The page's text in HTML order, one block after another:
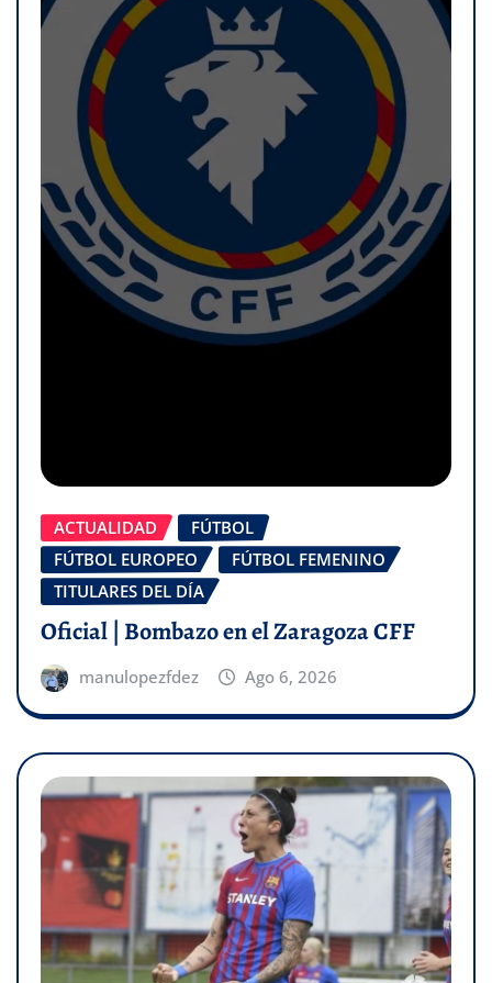
ACTUALIDAD
FÚTBOL
FÚTBOL EUROPEO
FÚTBOL FEMENINO
TITULARES DEL DÍA
Oficial | Bombazo en el Zaragoza CFF
manulopezfdez Ago 6, 2026